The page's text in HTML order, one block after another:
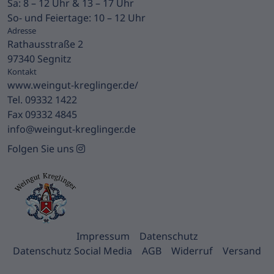
Sa: 8 – 12 Uhr & 13 – 17 Uhr
So- und Feiertage: 10 – 12 Uhr
Adresse
Rathausstraße 2
97340 Segnitz
Kontakt
www.weingut-kreglinger.de/
Tel. 09332 1422
Fax 09332 4845
info@weingut-kreglinger.de
Folgen Sie uns
Impressum
Datenschutz
Datenschutz Social Media
AGB Widerruf Versand